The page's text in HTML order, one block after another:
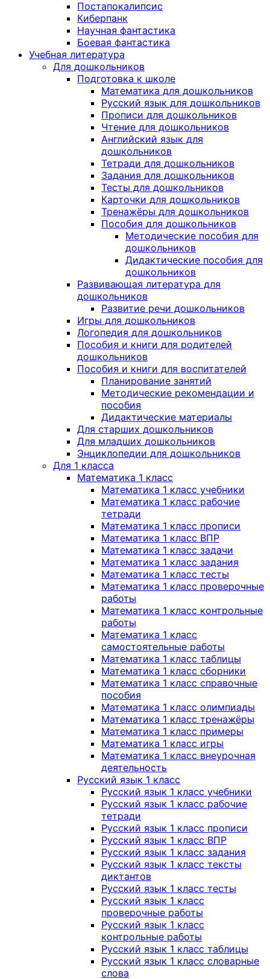
Постапокалипсис
Киберпанк
Научная фантастика
Боевая фантастика
Учебная литература
Для дошкольников
Подготовка к школе
Математика для дошкольников
Русский язык для дошкольников
Прописи для дошкольников
Чтение для дошкольников
Английский язык для
дошкольников
Тетради для дошкольников
Задания для дошкольников
Тесты для дошкольников
Карточки для дошкольников
Тренажёры для дошкольников
Пособия для дошкольников
Методические пособия для
дошкольников
Дидактические пособия для
дошкольников
Развивающая литература для
дошкольников
Развитие речи дошкольников
Игры для дошкольников
Логопедия для дошкольников
Пособия и книги для родителей
дошкольников
Пособия и книги для воспитателей
Планирование занятий
Методические рекомендации и
пособия
Дидактические материалы
Для старших дошкольников
Для младших дошкольников
Энциклопедии для дошкольников
Для 1 класса
Математика 1 класс
Математика 1 класс учебники
Математика 1 класс рабочие
тетради
Математика 1 класс прописи
Математика 1 класс ВПР
Математика 1 класс задачи
Математика 1 класс задания
Математика 1 класс тесты
Математика 1 класс проверочные
работы
Математика 1 класс контрольные
работы
Математика 1 класс
самостоятельные работы
Математика 1 класс таблицы
Математика 1 класс сборники
Математика 1 класс справочные
пособия
Математика 1 класс олимпиады
Математика 1 класс тренажёры
Математика 1 класс примеры
Математика 1 класс игры
Математика 1 класс внеурочная
деятельность
Русский язык 1 класс
Русский язык 1 класс учебники
Русский язык 1 класс рабочие
тетради
Русский язык 1 класс прописи
Русский язык 1 класс ВПР
Русский язык 1 класс задания
Русский язык 1 класс тексты
диктантов
Русский язык 1 класс тесты
Русский язык 1 класс
проверочные работы
Русский язык 1 класс
контрольные работы
Русский язык 1 класс таблицы
Русский язык 1 класс словарные
слова